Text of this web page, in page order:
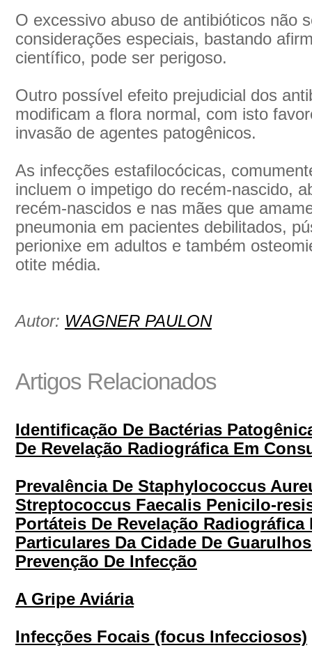
O excessivo abuso de antibióticos não
considerações especiais, bastando
científico, pode ser perigoso.
Outro possível efeito prejudicial dos
modificam a flora normal, com isto
invasão de agentes patogênicos.
As infecções estafilocócicas,
incluem o impetigo do recém-nascido,
recém-nascidos e nas mães que
pneumonia em pacientes debilitados,
perionixe em adultos e também
otite média.
Autor: WAGNER PAULON
Artigos Relacionados
Identificação De Bactérias
De Revelação Radiográfica Em
Prevalência De Staphylococcus
Streptococcus Faecalis Penicilo-
Portáteis De Revelação
Particulares Da Cidade De
Prevenção De Infecção
A Gripe Aviária
Infecções Focais (focus Infecciosos)